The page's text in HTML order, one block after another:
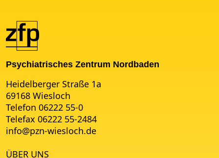
Psychiatrisches Zentrum Nordbaden
ÜBER UNS
Heidelberger Straße 1a
69168 Wiesloch
Telefon 06222 55-0
Telefax 06222 55-2484
info@pzn-wiesloch.de